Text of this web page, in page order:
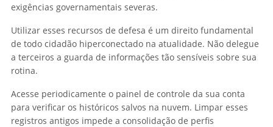
exigências governamentais severas.
Utilizar esses recursos de defesa é um direito fundamental
de todo cidadão hiperconectado na atualidade. Não delegue
a terceiros a guarda de informações tão sensíveis sobre sua
rotina.
Acesse periodicamente o painel de controle da sua conta
para verificar os históricos salvos na nuvem. Limpar esses
registros antigos impede a consolidação de perfis